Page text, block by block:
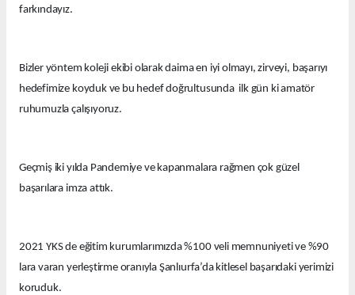
farkındayız.
Bizler yöntem koleji ekibi olarak daima en iyi olmayı, zirveyi, başarıyı
hedefimize koyduk ve bu hedef doğrultusunda ilk gün ki amatör
ruhumuzla çalışıyoruz.
Geçmiş iki yılda Pandemiye ve kapanmalara rağmen çok güzel
başarılara imza attık.
2021 YKS de eğitim kurumlarımızda %100 veli memnuniyeti ve %90
lara varan yerleştirme oranıyla Şanlıurfa’da kitlesel başarıdaki yerimizi
koruduk.